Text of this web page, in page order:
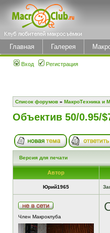
Главная Галерея
Вход Регистрация
Список форумов » МакроТехника и
Объектив 50/0.95/
Версия для печати
Автор
Юрий1965
Член Макроклуба